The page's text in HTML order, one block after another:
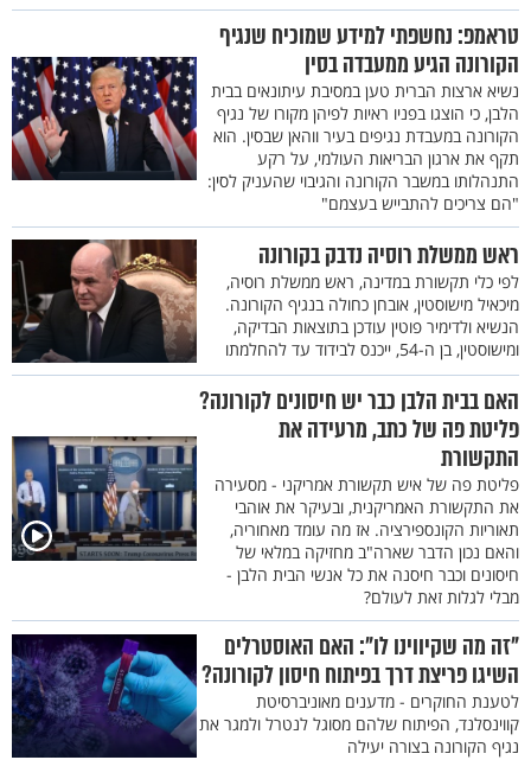
טראמפ: נחשפתי למידע שמוכיח שנגיף
הקורונה הגיע ממעבדה בסין
נשיא ארצות הברית טען במסיבת עיתונאים בבית
הלבן, כי הוצגו בפניו ראיות לפיהן מקורו של נגיף
הקורונה במעבדת נגיפים בעיר ווהאן שבסין. הוא
תקף את ארגון הבריאות העולמי, על רקע
התנהלותו במשבר הקורונה והגיבוי שהעניק לסין:
"הם צריכים להתבייש בעצמם"
ראש ממשלת רוסיה נדבק בקורונה
לפי כלי תקשורת במדינה, ראש ממשלת רוסיה,
מיכאיל מישוסטין, אובחן כחולה בנגיף הקורונה.
הנשיא ולדימיר פוטין עודכן בתוצאות הבדיקה,
ומישוסטין, בן ה-54, ייכנס לבידוד עד להחלמתו
האם בבית הלבן כבר יש חיסונים לקורונה?
פליטת פה של כתב, מרעידה את
התקשורת
פליטת פה של איש תקשורת אמריקני - מסעירה
את התקשורת האמריקנית, ובעיקר את אוהבי
תאוריות הקונספירציה. אז מה עומד מאחוריה,
והאם נכון הדבר שארה"ב מחזיקה במלאי של
חיסונים וכבר חיסנה את כל אנשי הבית הלבן -
מבלי לגלות זאת לעולם?
"זה מה שקיווינו לו": האם האוסטרלים
השיגו פריצת דרך בפיתוח חיסון לקורונה?
לטענת החוקרים - מדענים מאוניברסיטת
קווינסלנד, הפיתוח שלהם מסוגל לנטרל ולמגר את
נגיף הקורונה בצורה יעילה